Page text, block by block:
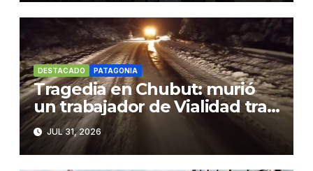
DESTACADO PATAGONIA
Tragedia en Chubut: murió
un trabajador de Vialidad tras
caer a un precipicio con su
motoniveladora
JUL 31, 2026